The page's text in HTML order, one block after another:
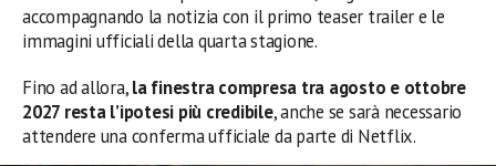
accompagnando la notizia con il primo teaser trailer e le
immagini ufficiali della quarta stagione.
Fino ad allora,la finestra compresa tra agosto e ottobre
2027 resta l’ipotesi più credibile, anche se sarà necessario
attendere una conferma ufficiale da parte di Netflix.